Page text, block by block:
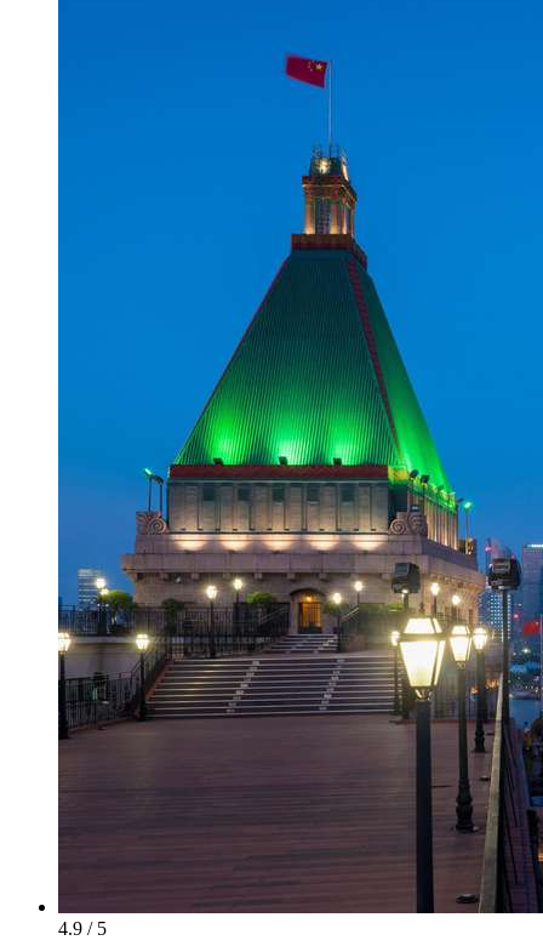
4.9 / 5